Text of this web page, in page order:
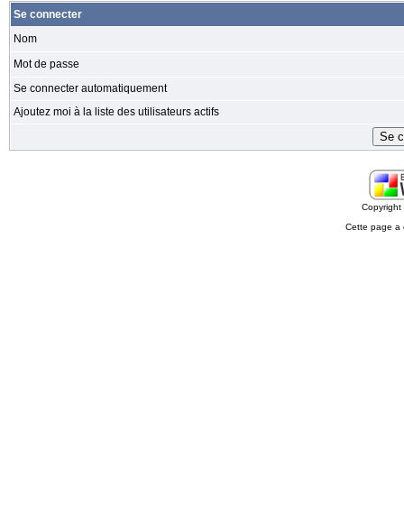
Se connecter
Nom
Mot de passe
Se connecter automatiquement
Ajoutez moi à la liste des utilisateurs actifs
Cette page a